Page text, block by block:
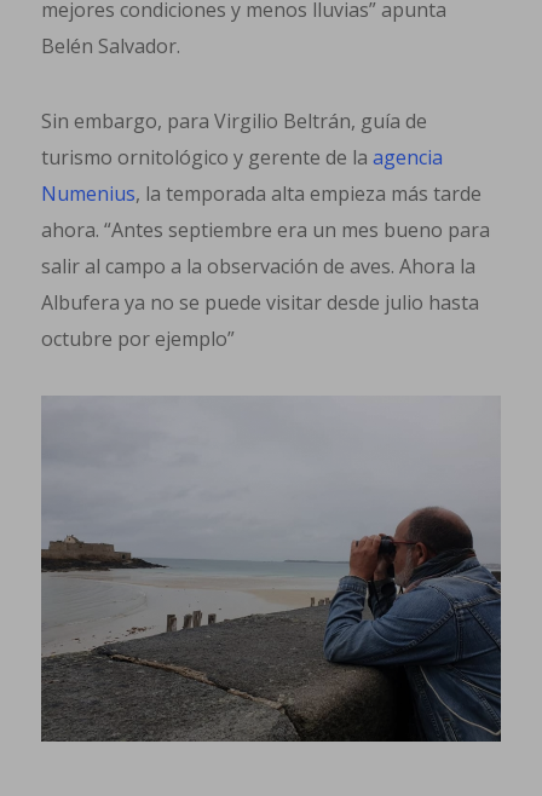
mejores condiciones y menos lluvias” apunta
Belén Salvador.
Sin embargo, para Virgilio Beltrán, guía de
turismo ornitológico y gerente de la agencia
Numenius, la temporada alta empieza más tarde
ahora. “Antes septiembre era un mes bueno para
salir al campo a la observación de aves. Ahora la
Albufera ya no se puede visitar desde julio hasta
octubre por ejemplo”